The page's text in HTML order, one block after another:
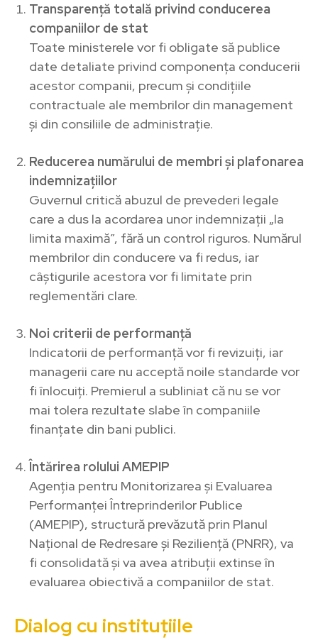
Transparență totală privind conducerea
companiilor de stat
Toate ministerele vor fi obligate să publice
date detaliate privind componența conducerii
acestor companii, precum și condițiile
contractuale ale membrilor din management
și din consiliile de administrație.
Reducerea numărului de membri și plafonarea
indemnizațiilor
Guvernul critică abuzul de prevederi legale
care a dus la acordarea unor indemnizații „la
limita maximă”, fără un control riguros. Numărul
membrilor din conducere va fi redus, iar
câștigurile acestora vor fi limitate prin
reglementări clare.
Noi criterii de performanță
Indicatorii de performanță vor fi revizuiți, iar
managerii care nu acceptă noile standarde vor
fi înlocuiți. Premierul a subliniat că nu se vor
mai tolera rezultate slabe în companiile
finanțate din bani publici.
Întărirea rolului AMEPIP
Agenția pentru Monitorizarea și Evaluarea
Performanței Întreprinderilor Publice
(AMEPIP), structură prevăzută prin Planul
Național de Redresare și Reziliență (PNRR), va
fi consolidată și va avea atribuții extinse în
evaluarea obiectivă a companiilor de stat.
Dialog cu instituțiile